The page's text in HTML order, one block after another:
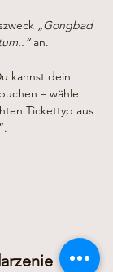
„Gongbad
an.
kannst dein
– wähle
Tickettyp aus